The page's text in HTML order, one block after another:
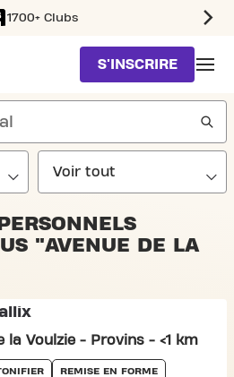
1700+ Clubs
S'INSCRIRE
"AVENUE DE LA
la Voulzie - Provins - <1 km
REMISE EN FORME